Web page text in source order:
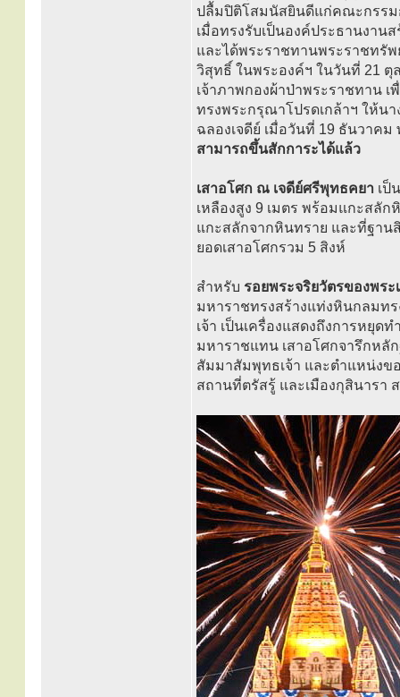
ปลื้มปิติโสมนัสยินดีแก่คณะกรรม
เมื่อทรงรับเป็นองค์ประธานงาน
และได้พระราชทานพระราชทรั
วิสุทธิ์ ในพระองค์ฯ ในวันที่ 21 ตุ
เจ้าภาพกองผ้าป่าพระราชทาน
ทรงพระกรุณาโปรดเกล้าฯ ให้น
ฉลองเจดีย์ เมื่อวันที่ 19 ธันวาคม
สามารถขึ้นสักการะได้แล้ว
เสาอโศก ณ เจดีย์ศรีพุทธคยา เป็
เหลืองสูง 9 เมตร พร้อมแกะสลั
แกะสลักจากหินทราย และที่ฐาน
ยอดเสาอโศกรวม 5 สิงห์
สำหรับ รอยพระจริยวัตรของพร
มหาราชทรงสร้างแท่งหินกลมท
เจ้า เป็นเครื่องแสดงถึงการหยุ
มหาราชแทน เสาอโศกจารึกหลั
สัมมาสัมพุทธเจ้า และตำแหน่ง
สถานที่ตรัสรู้ และเมืองกุสินารา